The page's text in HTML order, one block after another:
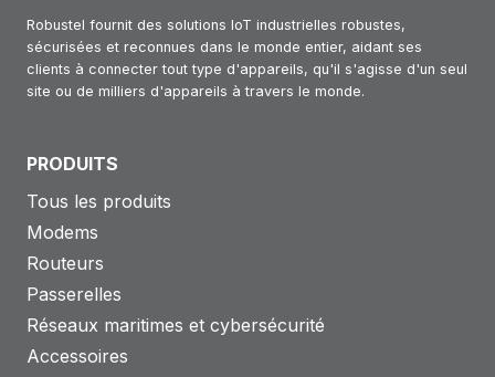
Robustel fournit des solutions IoT industrielles robustes,
sécurisées et reconnues dans le monde entier, aidant ses
clients à connecter tout type d'appareils, qu'il s'agisse d'un seul
site ou de milliers d'appareils à travers le monde.
PRODUITS
Tous les produits
Modems
Routeurs
Passerelles
Réseaux maritimes et cybersécurité
Accessoires